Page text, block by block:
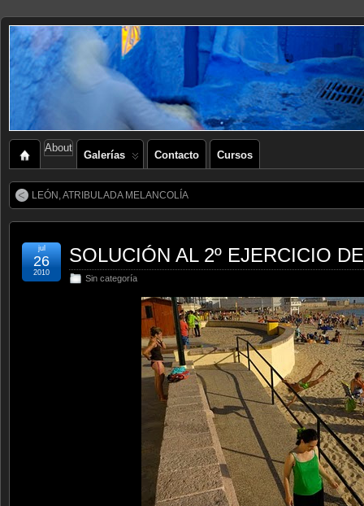
About
Galerías Contacto Cursos
LEÓN, ATRIBULADA MELANCOLÍA
SOLUCIÓN AL 2º EJERCICIO
Sin categoría
jul
26
2010